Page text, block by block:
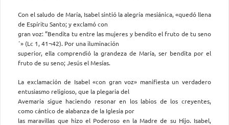
Con el saludo de María, Isabel sintió la alegría mesiánica, «quedó llena
de Espíritu Santo; y exclamó con
gran voz: “Bendita tu entre las mujeres y bendito el fruto de tu seno
´» (Lc 1, 41¬42). Por una iluminación
superior, ella comprendió la grandeza de María, ser bendita por el
fruto de su seno; Jesús el Mesías.
La exclamación de Isabel «con gran voz» manifiesta un verdadero
entusiasmo religioso, que la plegaria del
Avemaría sigue haciendo resonar en los labios de los creyentes,
como cántico de alabanza de la Iglesia por
las maravillas que hizo el Poderoso en la Madre de su Hijo. Isabel,